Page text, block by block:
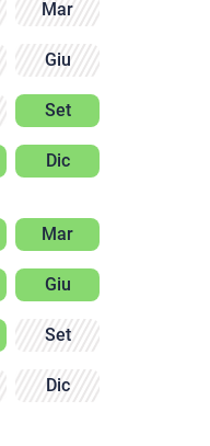
Mar
Giu
Set
Dic
Mar
Giu
Set
Dic